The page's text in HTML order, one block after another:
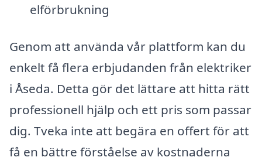
elförbrukning
Genom att använda vår plattform kan du
enkelt få flera erbjudanden från elektriker
i Åseda. Detta gör det lättare att hitta rätt
professionell hjälp och ett pris som passar
dig. Tveka inte att begära en offert för att
få en bättre förståelse av kostnaderna